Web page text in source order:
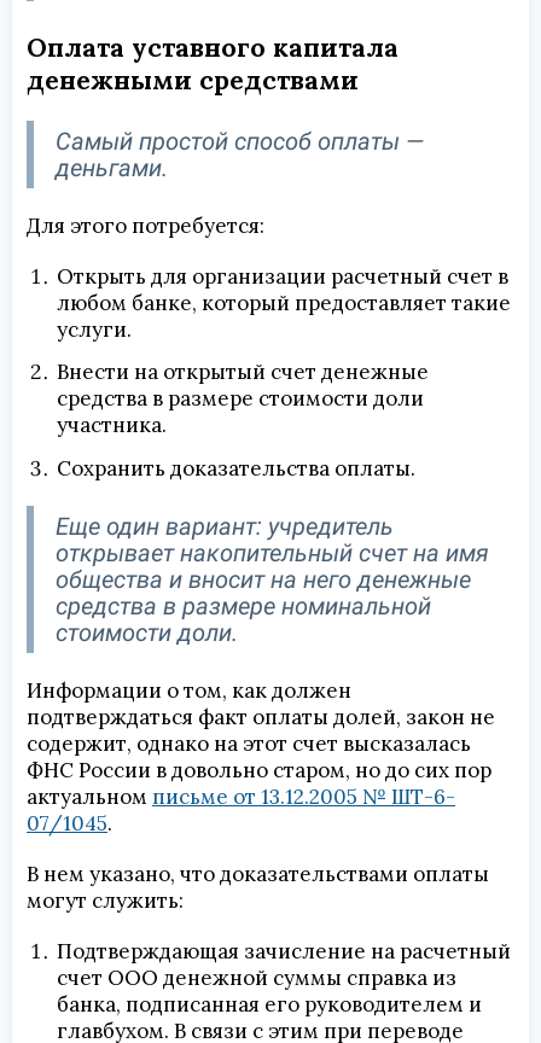
Оплата уставного капитала
денежными средствами
Самый простой способ оплаты —
деньгами.
Для этого потребуется:
Открыть для организации расчетный счет в
любом банке, который предоставляет такие
услуги.
Внести на открытый счет денежные
средства в размере стоимости доли
участника.
Сохранить доказательства оплаты.
Еще один вариант: учредитель
открывает накопительный счет на имя
общества и вносит на него денежные
средства в размере номинальной
стоимости доли.
Информации о том, как должен
подтверждаться факт оплаты долей, закон не
содержит, однако на этот счет высказалась
ФНС России в довольно старом, но до сих пор
актуальном письме от 13.12.2005 № ШТ-6-
07/1045.
В нем указано, что доказательствами оплаты
могут служить:
Подтверждающая зачисление на расчетный
счет ООО денежной суммы справка из
банка, подписанная его руководителем и
главбухом. В связи с этим при переводе